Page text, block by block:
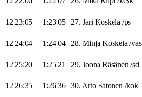
12.23:05 1:23:05 27. Jari Koskela /ps
12.24:04 1:24:04 28. Minja Koskela /vas
12.25:20 1:25:21 29. Joona Räsänen /sd
12.26:35 1:26:36 30. Arto Satonen /kok